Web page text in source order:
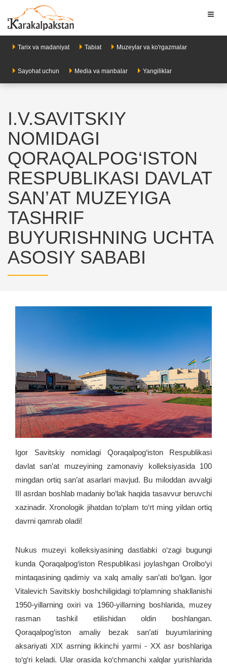
Tarix va madaniyat Tabiat Muzeylar va ko'rgazmalar
Sayohat uchun Media va manbalar Yangiliklar
I.V.SAVITSKIY
NOMIDAGI
QORAQALPOG‘ISTON
RESPUBLIKASI DAVLAT
SAN’AT MUZEYIGA
TASHRIF
BUYURISHNING UCHTA
ASOSIY SABABI
Igor Savitskiy nomidagi Qoraqalpog‘iston Respublikasi
davlat san’at muzeyining zamonaviy kolleksiyasida 100
mingdan ortiq san’at asarlari mavjud. Bu miloddan avvalgi
III asrdan boshlab madaniy bo‘lak haqida tasavvur beruvchi
xazinadir. Xronologik jihatdan to‘plam to‘rt ming yildan ortiq
davrni qamrab oladi!
Nukus muzeyi kolleksiyasining dastlabki o‘zagi bugungi
kunda Qoraqalpog‘iston Respublikasi joylashgan Orolbo‘yi
mintaqasining qadimiy va xalq amaliy san’ati bo‘lgan. Igor
Vitalevich Savitskiy boshchiligidagi to‘plamning shakllanishi
1950-yillarning oxiri va 1960-yillarning boshlarida, muzey
rasman tashkil etilishidan oldin boshlangan.
Qoraqalpog‘iston amaliy bezak san’ati buyumlarining
aksariyati XIX asrning ikkinchi yarmi - XX asr boshlariga
to‘g‘ri keladi. Ular orasida ko‘chmanchi xalqlar yurishlarida